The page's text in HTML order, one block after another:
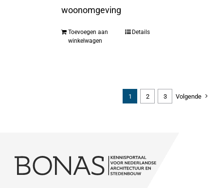
woonomgeving
Toevoegen aan
winkelwagen
Details
1 2 3 Volgende